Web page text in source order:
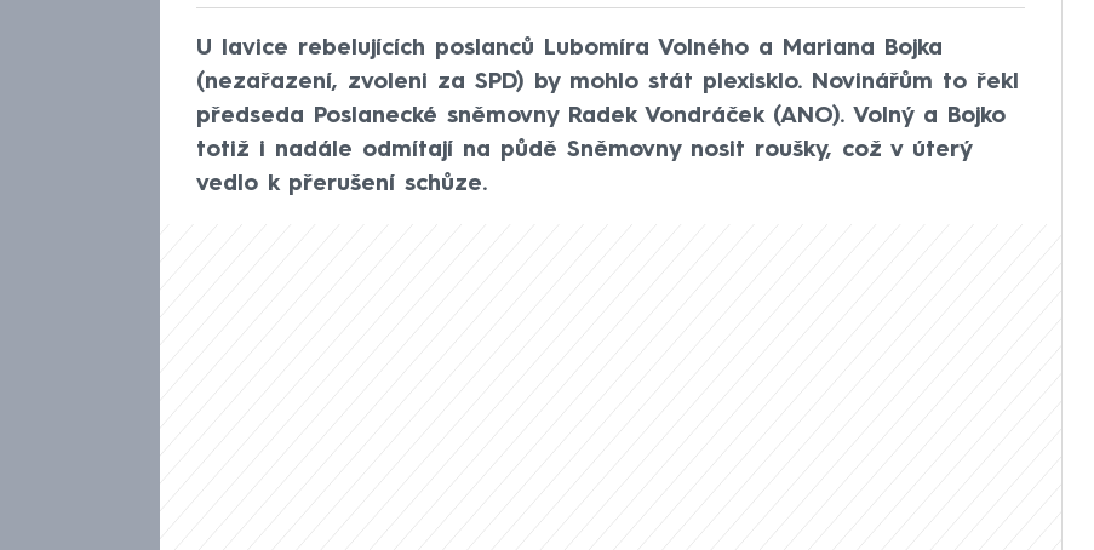
U lavice rebelujících poslanců Lubomíra Volného a Mariana Bojka
(nezařazení, zvoleni za SPD) by mohlo stát plexisklo. Novinářům to řekl
předseda Poslanecké sněmovny Radek Vondráček (ANO). Volný a Bojko
totiž i nadále odmítají na půdě Sněmovny nosit roušky, což v úterý
vedlo k přerušení schůze.